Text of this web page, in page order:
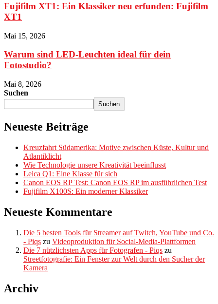
Fujifilm XT1: Ein Klassiker neu erfunden: Fujifilm
XT1
Mai 15, 2026
Warum sind LED-Leuchten ideal für dein
Fotostudio?
Mai 8, 2026
Suchen
Suchen
Neueste Beiträge
Kreuzfahrt Südamerika: Motive zwischen Küste, Kultur und
Atlantiklicht
Wie Technologie unsere Kreativität beeinflusst
Leica Q1: Eine Klasse für sich
Canon EOS RP Test: Canon EOS RP im ausführlichen Test
Fujifilm X100S: Ein moderner Klassiker
Neueste Kommentare
Die 5 besten Tools für Streamer auf Twitch, YouTube und Co.
- Piqs zu Videoproduktion für Social-Media-Plattformen
Die 7 nützlichsten Apps für Fotografen - Piqs zu
Streetfotografie: Ein Fenster zur Welt durch den Sucher der
Kamera
Archiv